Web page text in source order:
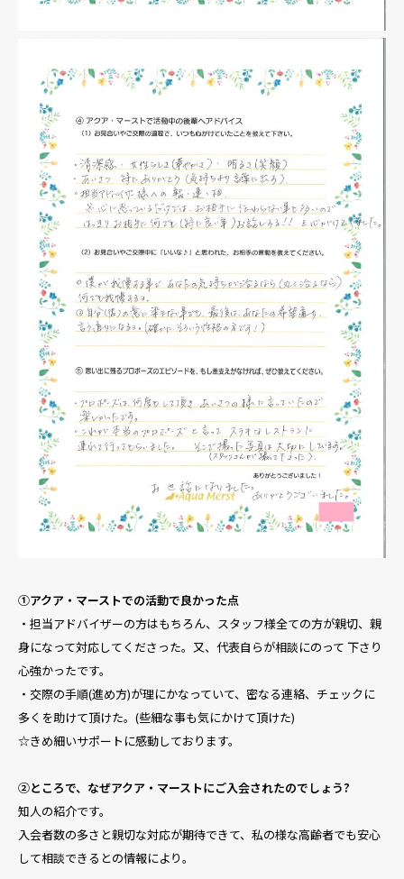
①アクア・マーストでの活動で良かった点
・担当アドバイザーの方はもちろん、スタッフ様全ての方が親切、 親
身になって対応してくださった。又、代表自らが相談にのって 下さり
心強かったです。
・交際の手順(進め方)が理にかなっていて、密なる連絡、チェックに
多くを助けて頂けた。(些細な事も気にかけて頂けた)
☆きめ細いサポートに感動しております。
②ところで、なぜアクア・マーストにご入会されたのでしょう?
知人の紹介です。
入会者数の多さと親切な対応が期待できて、私の様な高齢者でも安心
して相談できるとの情報により。